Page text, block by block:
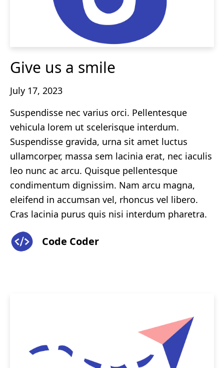
Give us a smile
July 17, 2023
Suspendisse nec varius orci. Pellentesque
vehicula lorem ut scelerisque interdum.
Suspendisse gravida, urna sit amet luctus
ullamcorper, massa sem lacinia erat, nec iaculis
leo nunc ac arcu. Quisque pellentesque
condimentum dignissim. Nam arcu magna,
eleifend in accumsan vel, rhoncus vel libero.
Cras lacinia purus quis nisi interdum pharetra.
Code Coder